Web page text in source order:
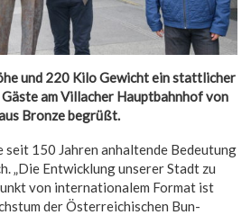
und 220 Kilo Gewicht ein statt­licher
am Villacher Hauptbahnhof von
Bronze begrüßt.
seit 150 Jahren anhal­tende Be­deutung
„Die Entwicklung unserer Stadt zu
von internationa­lem Format ist
der Öster­reichischen Bun­